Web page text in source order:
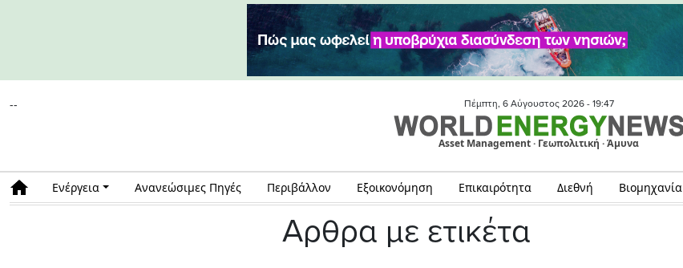
-- Πέμπτη, 6 Αύγουστος 2026 - 19:47
Asset Management · Γεωπολιτική · Άμυνα
Ενέργεια Ανανεώσιμες Πηγές Περιβάλλον Εξοικονόμηση Επικαιρότητα Διεθνή Βιομηχανία
Αρθρα με ετικέτα